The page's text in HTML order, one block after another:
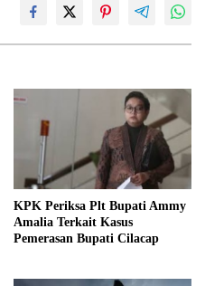
KPK Periksa Plt Bupati Ammy
Amalia Terkait Kasus
Pemerasan Bupati Cilacap